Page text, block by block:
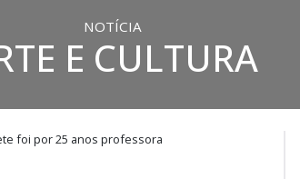
NOTÍCIA
E CULTURA
foi por 25 anos professora